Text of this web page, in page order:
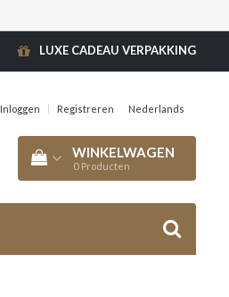
LUXE CADEAU VERPAKKING
Inloggen | Registreren Nederlands
WINKELWAGEN
0 Producten